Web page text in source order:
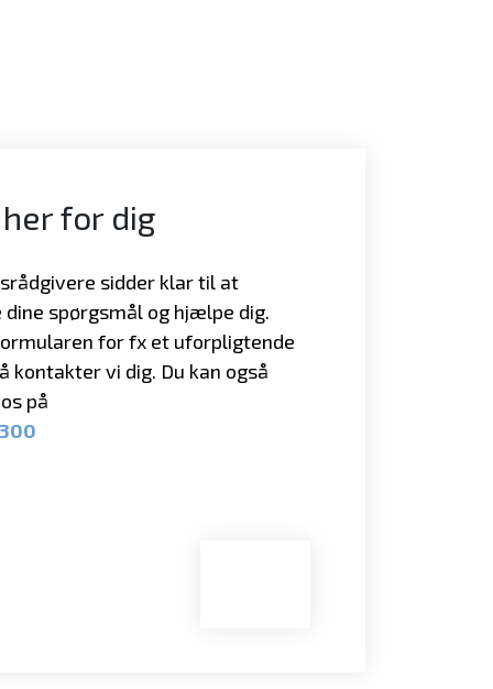
for dig
sidder klar til at
dine spørgsmål og hjælpe dig.
for fx et uforpligtende
kontakter vi dig. Du kan også
på